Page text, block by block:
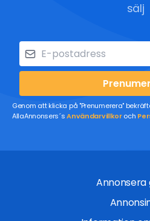
sälj
Genom att klicka på "Prenumerera"
AllaAnnonsers´sAnvändarvillkoroch
Annonsera